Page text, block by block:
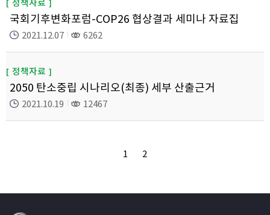
정책자료
국회기후변화포럼-COP26 협상결과 세미나 자료집
2021.12.07 6262
정책자료
2050 탄소중립 시나리오(최종) 세부 산출근거
2021.10.19 12467
1 2